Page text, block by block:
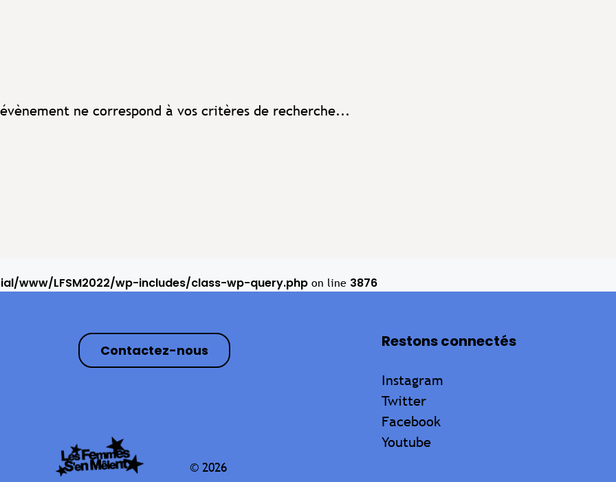
ne correspond à vos critères de recherche...
www/LFSM2022/wp-includes/class-wp-query.php on line 3876
Contactez-nous
© 2026
Restons connectés
Instagram
Twitter
Facebook
Youtube